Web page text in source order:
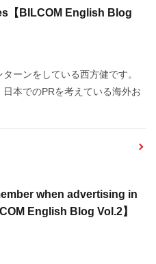
【BILCOM English Blog
ーンをしている西方健です。
本でのPRを考えている海外お
when advertising in
English Blog Vol.2】